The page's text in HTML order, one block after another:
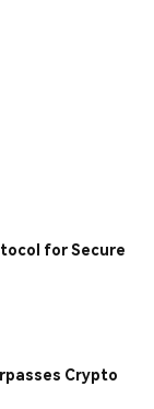
for Secure
Crypto